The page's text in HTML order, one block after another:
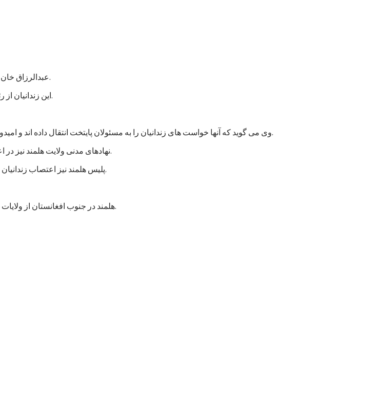
عبدالرزاق خان معاون زندان هلمند به بی‌بی‌سی گفت که نزدیک به هزار زندانی در این زندان اعتصاب غذایی کردند.
این زندانیان از رئیس جمهوری جدید خواسته اند که به پرونده های آنها رسیدگی شود و در مجازات شان تخفیف بیاید.
وی می گوید که آنها خواست های زندانیان را به مسئولان پایتخت انتقال داده اند و امیدوارند به این قضیه زودتر رسیدگی شود زیرا ممکن وضعیت بهداشتی شماری از زندانیان خراب شود.
نهادهای مدنی ولایت هلمند نیز در اعلامیه ای از رئیس جمهوری جدید خواستند که به خواستهای مشروع زندانیان پاسخ مثبت داده شود.
پلیس هلمند نیز اعتصاب زندانیان این ولایت را تایید کرده و می گوید که برای تامین امنیت این زندان، شمار بیشتری نیرو فرستاده اند.
هلمند در جنوب افغانستان از ولایات ناامن است. در زندان هلمند در بین زندانیان جنایی، صدها نفر به اتهام شورشگری نیز زندانی هستند.